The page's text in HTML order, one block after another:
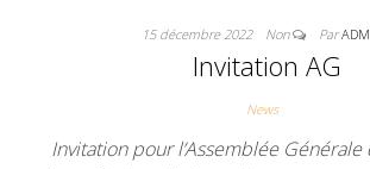
15 décembre 2022 Non Par
Invitation AG
News
Invitation pour l’Assemblée Générale